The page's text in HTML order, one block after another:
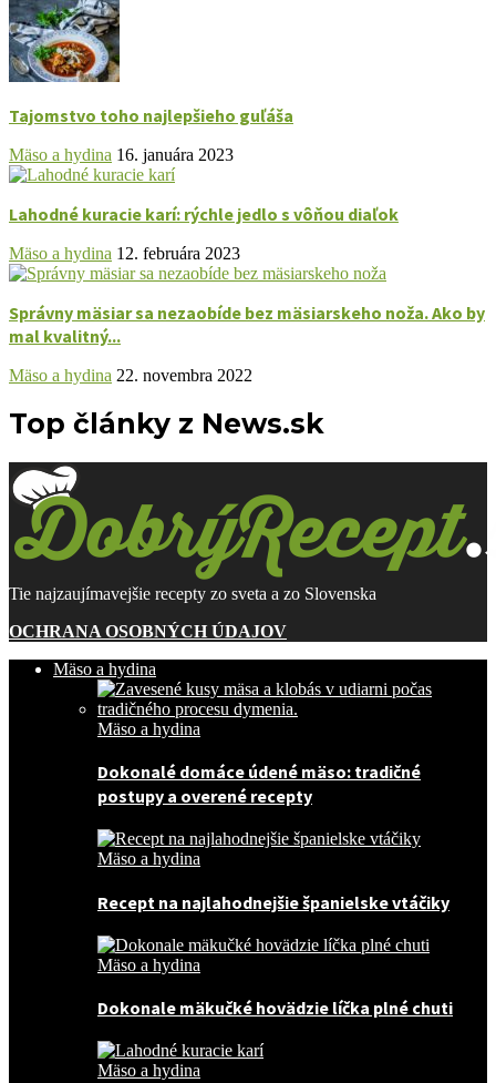
Tajomstvo toho najlepšieho guľáša
Mäso a hydina 16. januára 2023
Lahodné kuracie karí: rýchle jedlo s vôňou diaľok
Mäso a hydina 12. februára 2023
Správny mäsiar sa nezaobíde bez mäsiarskeho noža. Ako by
mal kvalitný...
Mäso a hydina 22. novembra 2022
Top články z News.sk
Tie najzaujímavejšie recepty zo sveta a zo Slovenska
OCHRANA OSOBNÝCH ÚDAJOV
Mäso a hydina
Mäso a hydina
Dokonalé domáce údené mäso: tradičné
postupy a overené recepty
Mäso a hydina
Recept na najlahodnejšie španielske vtáčiky
Mäso a hydina
Dokonale mäkučké hovädzie líčka plné chuti
Mäso a hydina